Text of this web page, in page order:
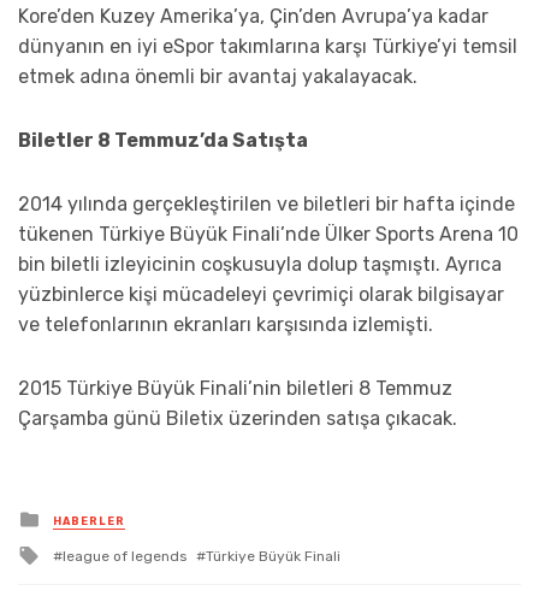
Kore’den Kuzey Amerika’ya, Çin’den Avrupa’ya kadar
dünyanın en iyi eSpor takımlarına karşı Türkiye’yi temsil
etmek adına önemli bir avantaj yakalayacak.
Biletler 8 Temmuz’da Satışta
2014 yılında gerçekleştirilen ve biletleri bir hafta içinde
tükenen Türkiye Büyük Finali’nde Ülker Sports Arena 10
bin biletli izleyicinin coşkusuyla dolup taşmıştı. Ayrıca
yüzbinlerce kişi mücadeleyi çevrimiçi olarak bilgisayar
ve telefonlarının ekranları karşısında izlemişti.
2015 Türkiye Büyük Finali’nin biletleri 8 Temmuz
Çarşamba günü Biletix üzerinden satışa çıkacak.
Posted
in
HABERLER
Tagged
league of legends Türkiye Büyük Finali